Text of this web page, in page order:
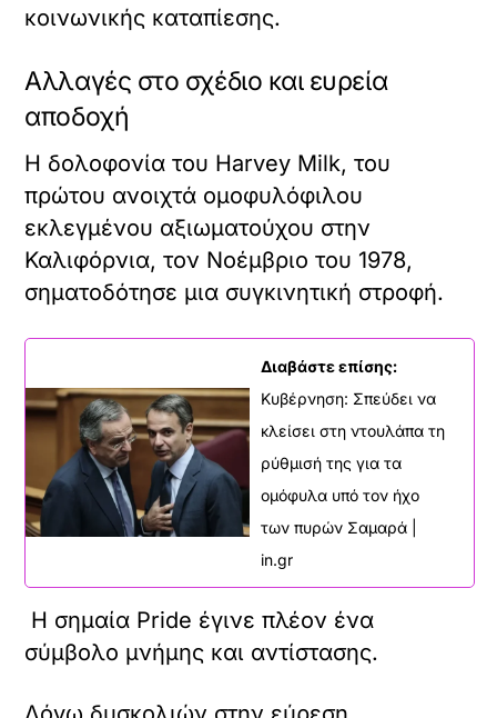
κοινωνικής καταπίεσης.
Αλλαγές στο σχέδιο και ευρεία
αποδοχή
Η δολοφονία του Harvey Milk, του
πρώτου ανοιχτά ομοφυλόφιλου
εκλεγμένου αξιωματούχου στην
Καλιφόρνια, τον Νοέμβριο του 1978,
σηματοδότησε μια συγκινητική στροφή.
Διαβάστε επίσης:
Κυβέρνηση: Σπεύδει να
κλείσει στη ντουλάπα τη
ρύθμισή της για τα
ομόφυλα υπό τον ήχο
των πυρών Σαμαρά |
in.gr
Η σημαία Pride έγινε πλέον ένα
σύμβολο μνήμης και αντίστασης.